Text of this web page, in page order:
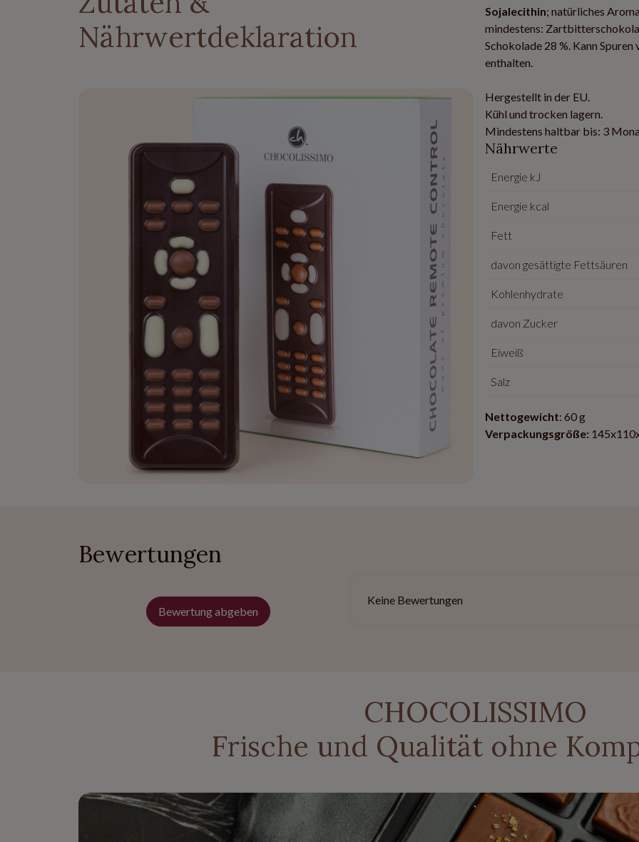
Nährwertdeklaration
Sojalecithin; natürliches
mindestens:
Schokolade 28 %. Kann Spuren
enthalten.
Hergestellt in der EU.
Kühl und trocken lagern.
Mindestens haltbar bis: 3
Nährwerte
Energie kJ
Energie kcal
Fett
davon gesättigte Fettsäuren
Kohlenhydrate
davon Zucker
Eiweiß
Salz
Nettogewicht: 60 g
Verpackungsgröße:
Bewertungen
Bewertung abgeben
Keine Bewertungen
CHOCOLISSIMO
Frische und Qualität ohne